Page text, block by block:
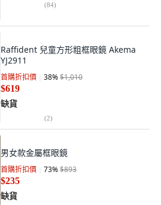
(84)
Raffident 兒童方形粗框眼鏡 Akema
YJ2911
首購折扣價 38%$1,010
$619
缺貨
(2)
男女款金屬框眼鏡
首購折扣價 73%$893
$235
缺貨